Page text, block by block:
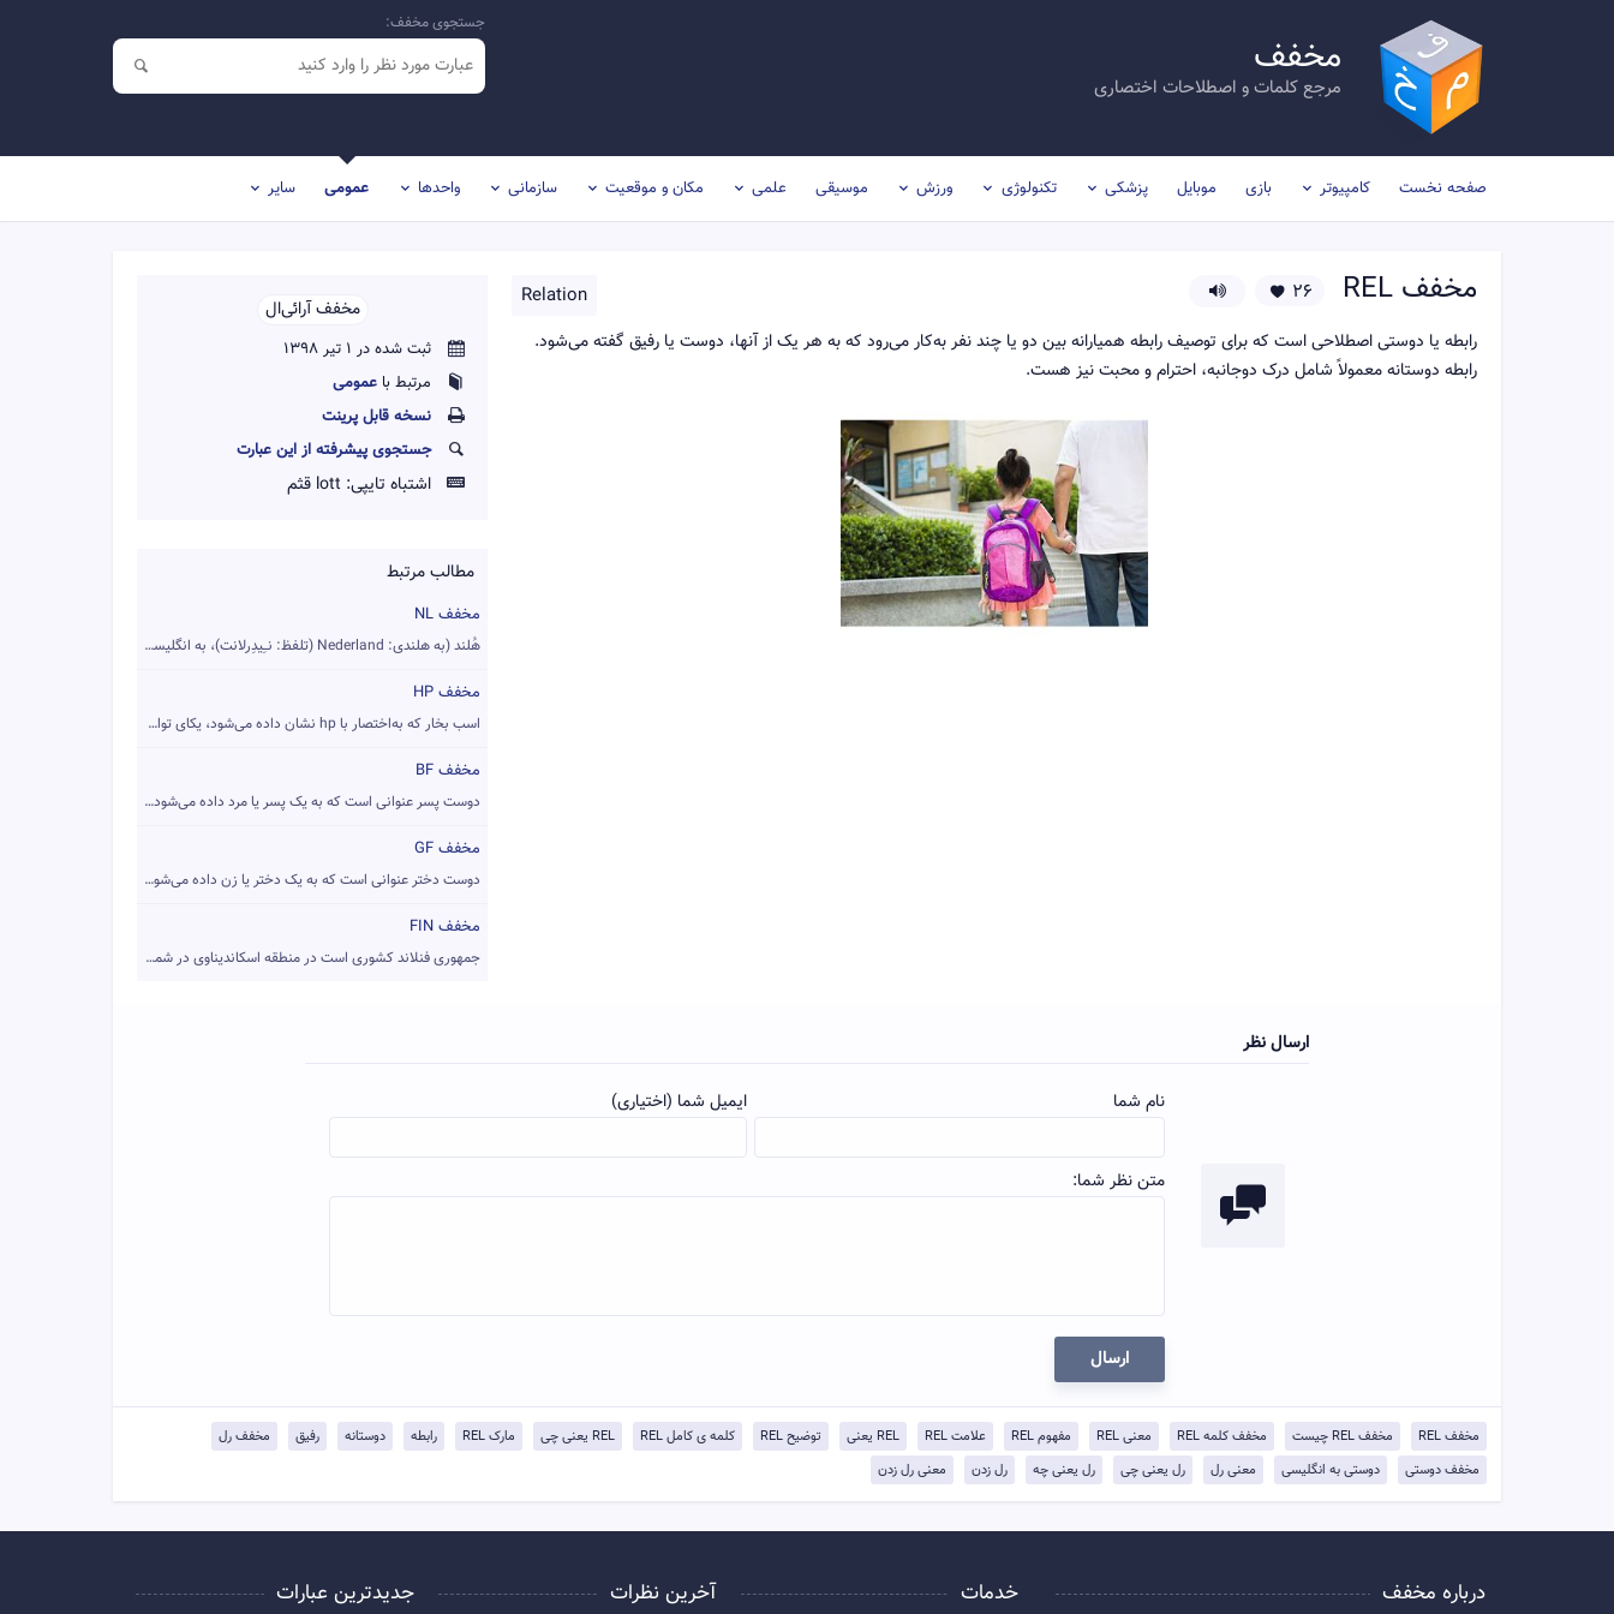
مخفف
مرجع کلمات و اصطلاحات اختصاری
جستجوی مخفف:
صفحه نخست کامپیوتر بازی موبایل پزشکی تکنولوژی ورزش موسیقی علمی مکان و موقعیت سازمانی واحدها عمومی سایر
مخففREL
Relation 26
رابطه یا دوستی اصطلاحی است که برای توصیف رابطه همیارانه بین دو یا چند نفر به‌کار می‌رود که به هر یک از آنها، دوست یا رفیق گفته می‌شود.
رابطه دوستانه معمولاً شامل درک دوجانبه، احترام و محبت نیز هست.
مخفف آر‌ائی‌ال‌‌
ثبت شده در 1 تیر 1398
مرتبط با عمومی
نسخه قابل پرينت
جستجوی پیشرفته از این عبارت
اشتباه تایپی: lott قثم
مطالب مرتبط
مخفف NL
هُلند (به هلندی: Nederland (تلفظ: نــِیدِرلانت)، به انگلیسی:...
مخفف HP
اسب بخار که به‌اختصار با hp نشان داده می‌شود، یکای توان است ...
مخفف BF
دوست پسر عنوانی است که به یک پسر یا مرد داده می‌شود و در تعر...
مخفف GF
دوست دختر عنوانی است که به یک دختر یا زن داده می‌شود و در تع...
مخفف FIN
جمهوری فنلاند کشوری است در منطقه اسکاندیناوی در شمال اروپا. ...
ارسال نظر
نام شما ایمیل شما (اختیاری)
متن نظر شما:
ارسال
مخفف REL مخفف REL چیست مخفف کلمه REL معنی REL مفهوم REL علامت REL REL یعنی توضيح REL کلمه ی کامل REL REL یعنی چی مارک REL رابطه دوستانه رفیق
مخفف رل
مخفف دوستی
دوستی به انگلیسی معنی رل رل یعنی چی رل یعنی چه رل زدن معنی رل زدن
درباره مخفف خدمات آخرین نظرات جدیدترین عبارات